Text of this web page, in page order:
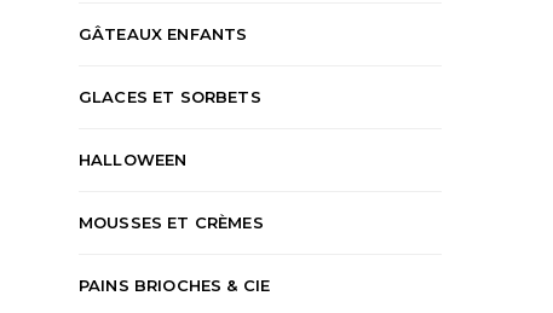
GÂTEAUX ENFANTS
GLACES ET SORBETS
HALLOWEEN
MOUSSES ET CRÈMES
PAINS BRIOCHES & CIE